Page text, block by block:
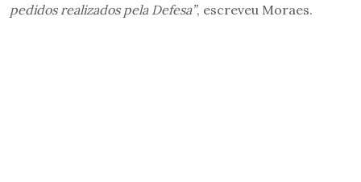
pedidos realizados pela Defesa”, escreveu Moraes.